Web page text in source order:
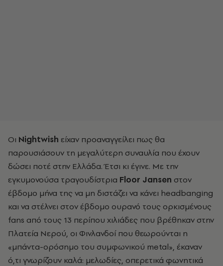
Οι Nightwish είχαν προαναγγείλει πως θα
παρουσιάσουν τη μεγαλύτερη συναυλία που έχουν
δώσει ποτέ στην Ελλάδα. Έτσι κι έγινε. Με την
εγκυμονούσα τραγουδίστρια Floor Jansen στον
έβδομο μήνα της να μη διστάζει να κάνει headbanging
και να στέλνει στον έβδομο ουρανό τους ορκισμένους
fans από τους 13 περίπου χιλιάδες που βρέθηκαν στην
Πλατεία Νερού, οι Φινλανδοί που θεωρούνται η
«μπάντα-ορόσημο του συμφωνικού metal», έκαναν
ό,τι γνωρίζουν καλά: μελωδίες, οπερετικά φωνητικά